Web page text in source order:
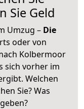
Sie Geld
Umzug – Die
oder von
Kolbermoor
sich vorher im
Welchen
Sie? Was